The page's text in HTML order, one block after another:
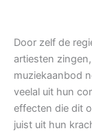
Door zelf de
artiesten
muziekaanbod
veelal uit hun
effecten die dit
juist uit hun